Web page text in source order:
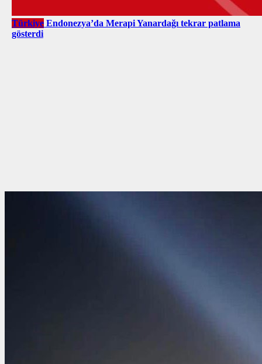
Türkiye Endonezya’da Merapi Yanardağı tekrar patlama
gösterdi